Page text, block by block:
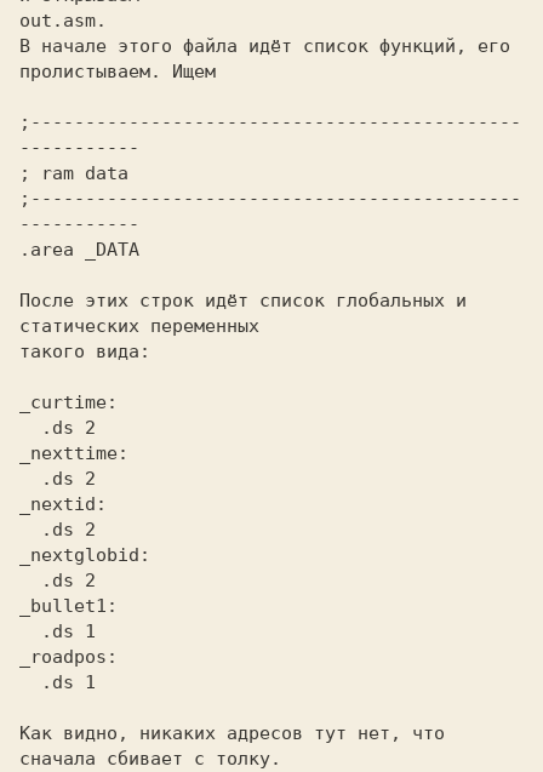
out.asm.
В начале этого файла идёт список функций, его
пролистываем. Ищем
;---------------------------------------------
-----------
; ram data
;---------------------------------------------
-----------
.area _DATA
После этих строк идёт список глобальных и
статических переменных
такого вида:
_curtime:
  .ds 2
_nexttime:
  .ds 2
_nextid:
  .ds 2
_nextglobid:
  .ds 2
_bullet1:
  .ds 1
_roadpos:
  .ds 1
Как видно, никаких адресов тут нет, что
сначала сбивает с толку.